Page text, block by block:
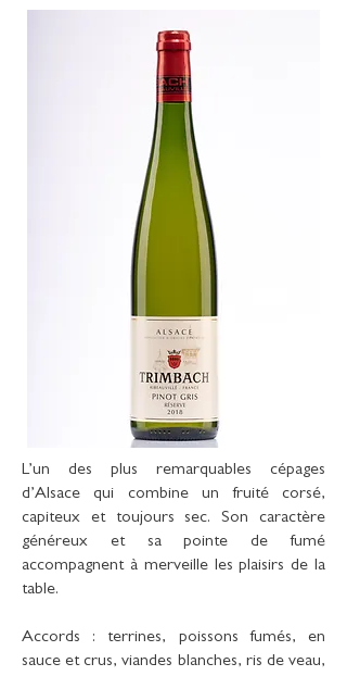
L’un des plus remarquables cépages
d’Alsace qui combine un fruité corsé,
capiteux et toujours sec. Son caractère
généreux et sa pointe de fumé
accompagnent à merveille les plaisirs de la
table.
Accords : terrines, poissons fumés, en
sauce et crus, viandes blanches, ris de veau,